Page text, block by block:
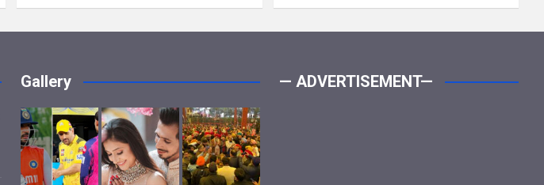
Gallery — ADVERTISEMENT—